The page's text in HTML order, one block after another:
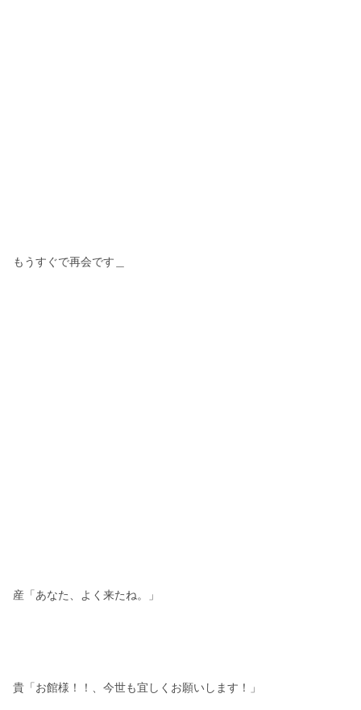
もうすぐで再会です＿
産「あなた、よく来たね。」
貴「お館様！！、今世も宜しくお願いします！」